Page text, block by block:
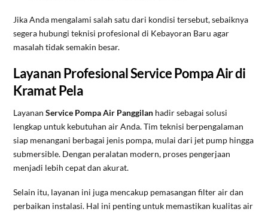
Jika Anda mengalami salah satu dari kondisi tersebut, sebaiknya
segera hubungi teknisi profesional di Kebayoran Baru agar
masalah tidak semakin besar.
Layanan Profesional Service Pompa Air di
Kramat Pela
LayananService Pompa Air Panggilan hadir sebagai solusi
lengkap untuk kebutuhan air Anda. Tim teknisi berpengalaman
siap menangani berbagai jenis pompa, mulai dari jet pump hingga
submersible. Dengan peralatan modern, proses pengerjaan
menjadi lebih cepat dan akurat.
Selain itu, layanan ini juga mencakup pemasangan filter air dan
perbaikan instalasi. Hal ini penting untuk memastikan kualitas air